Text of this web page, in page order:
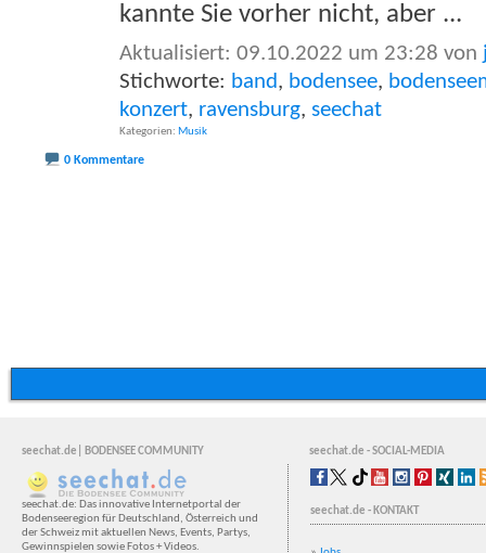
kannte Sie vorher nicht, aber ...
Aktualisiert: 09.10.2022 um 23:28 von
Stichworte: band, bodensee,
konzert, ravensburg, seechat
Kategorien Musik
0 Kommentare
seechat.de| BODENSEE COMMUNITY seechat.de - SOCIAL-MEDIA
seechat.de: Das innovative Internetportal der
Bodenseeregion für Deutschland, Österreich und
der Schweiz mit aktuellen News, Events, Partys,
Gewinnspielen sowie Fotos + Videos.
seechat.de - KONTAKT